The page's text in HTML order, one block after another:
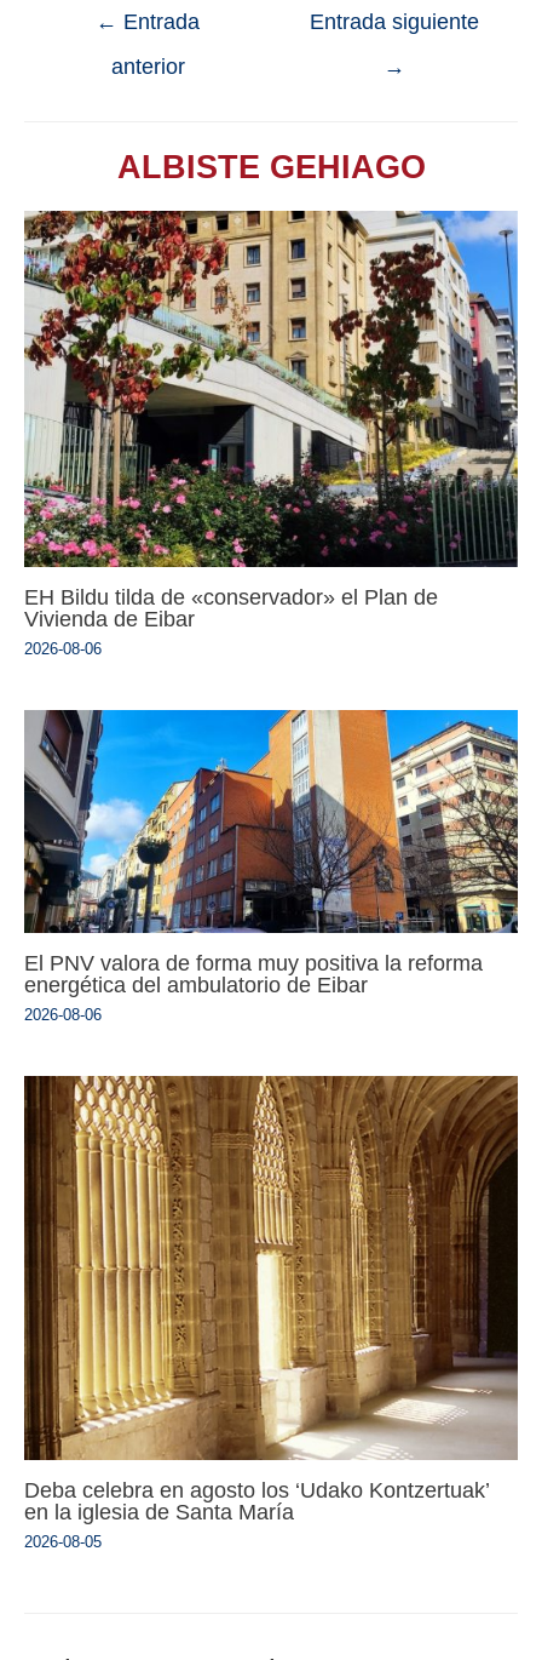
← Entrada
anterior
Entrada siguiente
→
ALBISTE GEHIAGO
EH Bildu tilda de «conservador» el Plan de
Vivienda de Eibar
2026-08-06
El PNV valora de forma muy positiva la reforma
energética del ambulatorio de Eibar
2026-08-06
Deba celebra en agosto los ‘Udako Kontzertuak’
en la iglesia de Santa María
2026-08-05